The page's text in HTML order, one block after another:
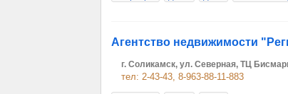
Агентство недвижимости
г. Соликамск, ул. Северная, ТЦ
тел: 2-43-43, 8-963-88-11-883